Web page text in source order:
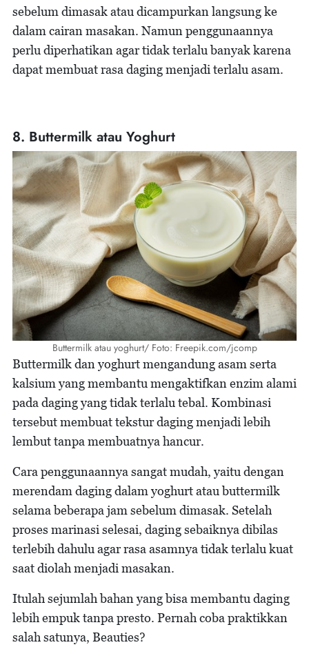
sebelum dimasak atau dicampurkan langsung ke
dalam cairan masakan. Namun penggunaannya
perlu diperhatikan agar tidak terlalu banyak karena
dapat membuat rasa daging menjadi terlalu asam.
8. Buttermilk atau Yoghurt
Buttermilk atau yoghurt/ Foto: Freepik.com/jcomp
Buttermilk dan yoghurt mengandung asam serta
kalsium yang membantu mengaktifkan enzim alami
pada daging yang tidak terlalu tebal. Kombinasi
tersebut membuat tekstur daging menjadi lebih
lembut tanpa membuatnya hancur.
Cara penggunaannya sangat mudah, yaitu dengan
merendam daging dalam yoghurt atau buttermilk
selama beberapa jam sebelum dimasak. Setelah
proses marinasi selesai, daging sebaiknya dibilas
terlebih dahulu agar rasa asamnya tidak terlalu kuat
saat diolah menjadi masakan.
Itulah sejumlah bahan yang bisa membantu daging
lebih empuk tanpa presto. Pernah coba praktikkan
salah satunya, Beauties?